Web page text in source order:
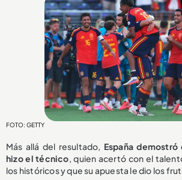
FOTO: GETTY
Más allá del resultado, España
hizo el técnico, quien acertó con el
los históricos y que su apuesta le dio los